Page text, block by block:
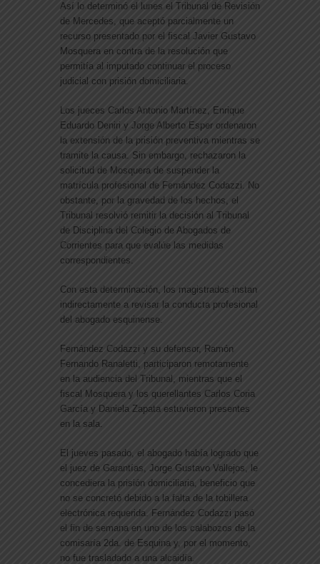
Así lo determinó el lunes el Tribunal de Revisión
de Mercedes, que aceptó parcialmente un
recurso presentado por el fiscal Javier Gustavo
Mosquera en contra de la resolución que
permitía al imputado continuar el proceso
judicial con prisión domiciliaria.
Los jueces Carlos Antonio Martínez, Enrique
Eduardo Deniri y Jorge Alberto Esper ordenaron
la extensión de la prisión preventiva mientras se
tramite la causa. Sin embargo, rechazaron la
solicitud de Mosquera de suspender la
matrícula profesional de Fernández Codazzi. No
obstante, por la gravedad de los hechos, el
Tribunal resolvió remitir la decisión al Tribunal
de Disciplina del Colegio de Abogados de
Corrientes para que evalúe las medidas
correspondientes.
Con esta determinación, los magistrados instan
indirectamente a revisar la conducta profesional
del abogado esquinense.
Fernández Codazzi y su defensor, Ramón
Fernando Ranaletti, participaron remotamente
en la audiencia del Tribunal, mientras que el
fiscal Mosquera y los querellantes Carlos Coria
García y Daniela Zapata estuvieron presentes
en la sala.
El jueves pasado, el abogado había logrado que
el juez de Garantías, Jorge Gustavo Vallejos, le
concediera la prisión domiciliaria, beneficio que
no se concretó debido a la falta de la tobillera
electrónica requerida. Fernández Codazzi pasó
el fin de semana en uno de los calabozos de la
comisaría 2da. de Esquina y, por el momento,
no fue trasladado a una alcaidía.